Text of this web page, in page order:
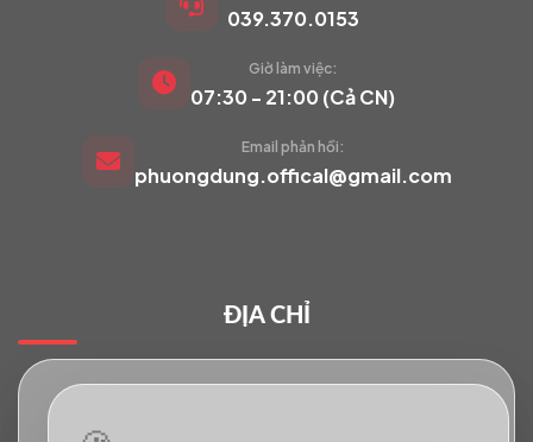
VIETCAM.VN
Đang trực tuyến
039.370.0153
Giờ làm việc:
07:30 - 21:00 (Cả CN)
Email phản hồi:
phuongdung.offical@gmail.com
ĐỊA CHỈ